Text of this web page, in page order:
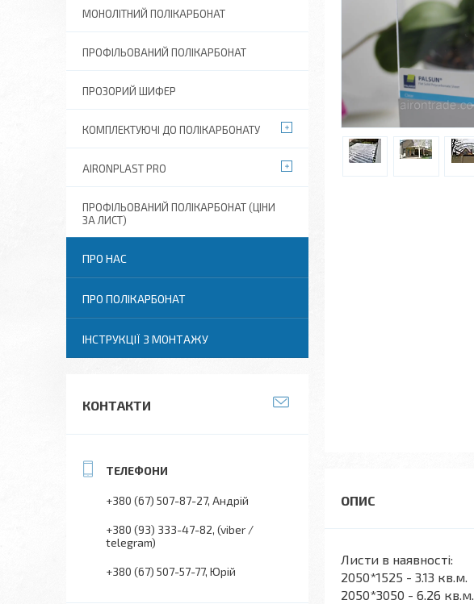
Листи в наявності:
2050*1525 - 3.13 кв.м.
2050*3050 - 6.26 кв.м.
МОНОЛІТНИЙ ПОЛІКАРБОНАТ
ПРОФІЛЬОВАНИЙ ПОЛІКАРБОНАТ
ПРОЗОРИЙ ШИФЕР
КОМПЛЕКТУЮЧІ ДО ПОЛІКАРБОНАТУ
AIRONPLAST PRO
ПРОФІЛЬОВАНИЙ ПОЛІКАРБОНАТ (ЦІНИ
ЗА ЛИСТ)
ПРО НАС
ПРО ПОЛІКАРБОНАТ
ІНСТРУКЦІЇ З МОНТАЖУ
КОНТАКТИ
+380 (67) 507-87-27 Андрій
+380 (93) 333-47-82 (viber /
telegram)
+380 (67) 507-57-77 Юрій